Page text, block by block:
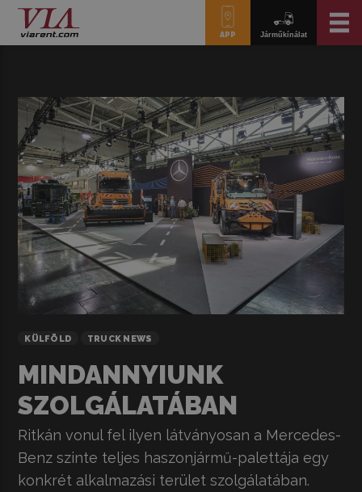
APP Járműkínálat
KÜLFÖLD TRUCK NEWS
MINDANNYIUNK
SZOLGÁLATÁBAN
Ritkán vonul fel ilyen látványosan a Mercedes-
Benz szinte teljes haszonjármű-palettája egy
konkrét alkalmazási terület szolgálatában.